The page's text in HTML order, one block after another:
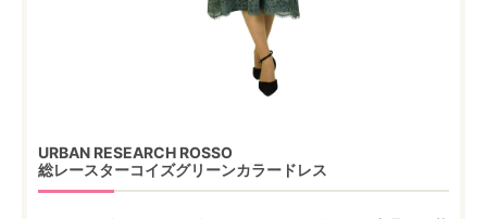
URBAN RESEARCH ROSSO
総レースターコイズグリーンカラードレス